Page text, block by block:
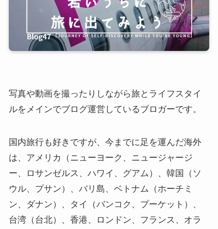
写真や動画を撮ったりしながら旅とライフスタイ
ルをメインでブログ運営しているブロガーです。
国内旅行も好きですが、今までに足を運んだ海外
は、アメリカ（ニューヨーク、ニュージャージ
ー、ロサンゼルス、ハワイ、グアム）、韓国（ソ
ウル、プサン）、バリ島、ベトナム（ホーチミ
ン、ダナン）、タイ（バンコク、プーケット）、
台湾（台北）、香港、ロンドン、フランス、オラ